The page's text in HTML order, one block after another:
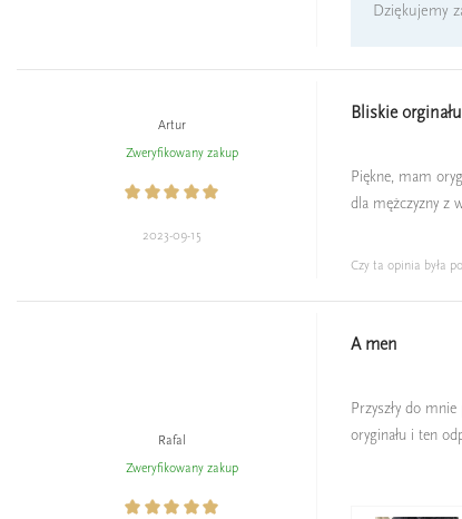
Dziękujemy
Artur
Zweryfikowany zakup
2023-09-15
Bliskie orginału
Piękne, mam
dla mężczyzny z
Czy ta opinia była
Rafal
Zweryfikowany zakup
A men
Przyszły do
oryginału i ten